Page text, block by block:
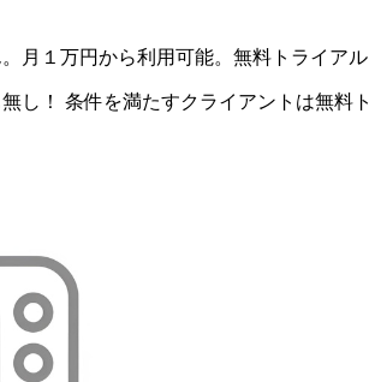
月１万円から利用可能。無料トライアル
し！ 条件を満たすクライアントは無料